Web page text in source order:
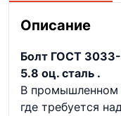
Описание
Болт ГОСТ
5.8 оц. сталь .
В промышленном
где требуется